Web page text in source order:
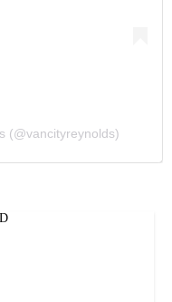
(@vancityreynolds)